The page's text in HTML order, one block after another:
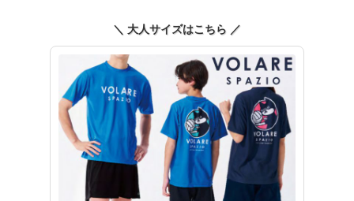
＼ 大人サイズはこちら ／